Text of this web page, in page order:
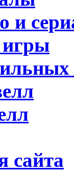
и
сайта